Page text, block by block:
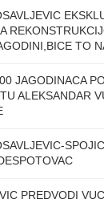
TO
JAGODINACA
ALEKSANDAR
PREDVODI